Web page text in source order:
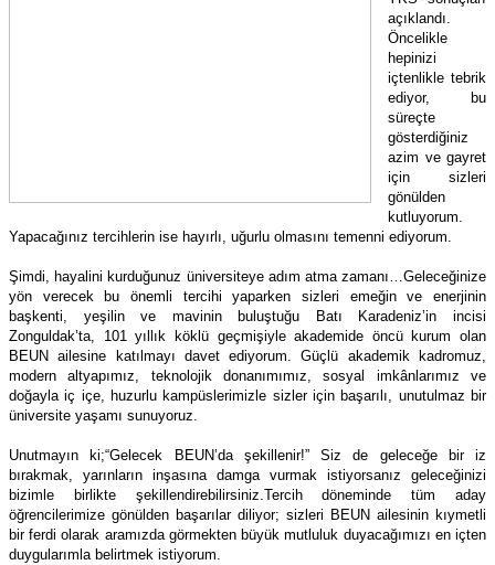
açıklandı.
Öncelikle
hepinizi
içtenlikle tebrik
ediyor, bu
süreçte
gösterdiğiniz
azim ve gayret
için sizleri
gönülden
kutluyorum.
Yapacağınız tercihlerin ise hayırlı, uğurlu olmasını temenni ediyorum.
Şimdi, hayalini kurduğunuz üniversiteye adım atma zamanı…Geleceğinize
yön verecek bu önemli tercihi yaparken sizleri emeğin ve enerjinin
başkenti, yeşilin ve mavinin buluştuğu Batı Karadeniz’in incisi
Zonguldak’ta, 101 yıllık köklü geçmişiyle akademide öncü kurum olan
BEUN ailesine katılmayı davet ediyorum.Güçlü akademik kadromuz,
modern altyapımız, teknolojik donanımımız, sosyal imkânlarımız ve
doğayla iç içe, huzurlu kampüslerimizle sizler için başarılı, unutulmaz bir
üniversite yaşamı sunuyoruz.
Unutmayın ki;“Gelecek BEUN’da şekillenir!” Siz de geleceğe bir iz
bırakmak, yarınların inşasına damga vurmak istiyorsanız geleceğinizi
bizimle birlikte şekillendirebilirsiniz.Tercih döneminde tüm aday
öğrencilerimize gönülden başarılar diliyor; sizleri BEUN ailesinin kıymetli
bir ferdi olarak aramızda görmekten büyük mutluluk duyacağımızı en içten
duygularımla belirtmek istiyorum.